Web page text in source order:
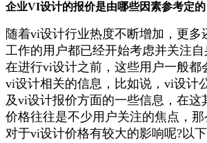
企业VI设计的报价是由哪些因素参考定的
随着vi设计行业热度不断增加，更多
工作的用户都已经开始考虑并关注自
在进行vi设计之前，这些用户一般都
vi设计相关的信息，比如说，vi设计
及vi设计报价方面的一些信息，在这
价格往往是不少用户关注的焦点，
对于vi设计价格有较大的影响呢?以